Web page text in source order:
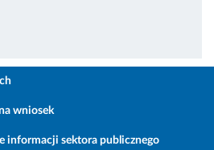
wniosek
informacji sektora publicznego